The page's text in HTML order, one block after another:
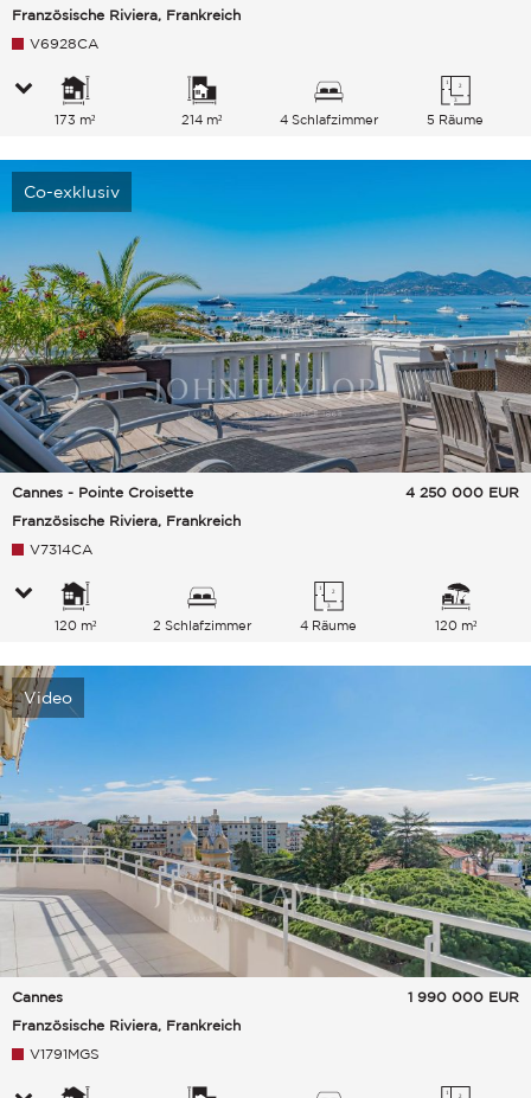
Französische Riviera, Frankreich
V6928CA
173 m² 214 m² 4 Schlafzimmer 5 Räume
Co-exklusiv
Cannes - Pointe Croisette
Französische Riviera, Frankreich
4 250 000 EUR
V7314CA
120 m² 2 Schlafzimmer 4 Räume 120 m²
Video
Cannes
Französische Riviera, Frankreich
1 990 000 EUR
V1791MGS